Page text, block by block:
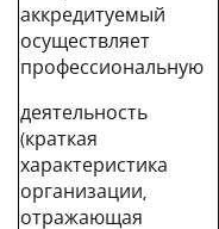
аккредитуемый
осуществляет
профессиональную
деятельность
(краткая
характеристика
организации,
отражающая